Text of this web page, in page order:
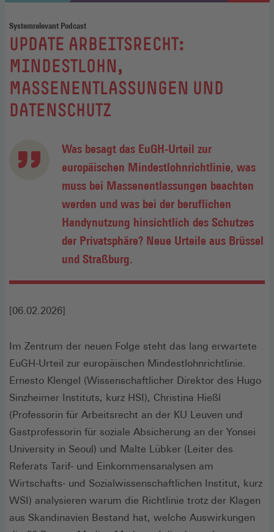
Systemrelevant Podcast
:
UPDATE ARBEITSRECHT:
MINDESTLOHN,
MASSENENTLASSUNGEN UND
DATENSCHUTZ
Was besagt das EuGH-Urteil zur
europäischen Mindestlohnrichtlinie, was
muss bei Massenentlassungen beachten
werden und was bei der beruflichen
Handynutzung hinsichtlich des Schutzes
der Privatsphäre? Neue Urteile aus Brüssel
und Straßburg.
[06.02.2026]
Im Zentrum der neuen Folge steht das lang erwartete
EuGH-Urteil zur europäischen Mindestlohnrichtlinie.
Ernesto Klengel (Wissenschaftlicher Direktor des Hugo
Sinzheimer Instituts, kurz HSI), Christina Hießl
(Professorin für Arbeitsrecht an der KU Leuven und
Gastprofessorin für soziale Absicherung an der Yonsei
University in Seoul) und Malte Lübker (Leiter des
Referats Tarif- und Einkommensanalysen am
Wirtschafts- und Sozialwissenschaftlichen Institut, kurz
WSI) analysieren warum die Richtlinie trotz der Klagen
aus Skandinavien Bestand hat, welche Auswirkungen